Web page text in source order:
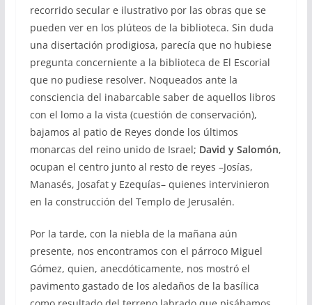
recorrido secular e ilustrativo por las obras que se
pueden ver en los plúteos de la biblioteca. Sin duda
una disertación prodigiosa, parecía que no hubiese
pregunta concerniente a la biblioteca de El Escorial
que no pudiese resolver. Noqueados ante la
consciencia del inabarcable saber de aquellos libros
con el lomo a la vista (cuestión de conservación),
bajamos al patio de Reyes donde los últimos
monarcas del reino unido de Israel; David y Salomón,
ocupan el centro junto al resto de reyes –Josías,
Manasés, Josafat y Ezequías– quienes intervinieron
en la construcción del Templo de Jerusalén.
Por la tarde, con la niebla de la mañana aún
presente, nos encontramos con el párroco Miguel
Gómez, quien, anecdóticamente, nos mostró el
pavimento gastado de los aledaños de la basílica